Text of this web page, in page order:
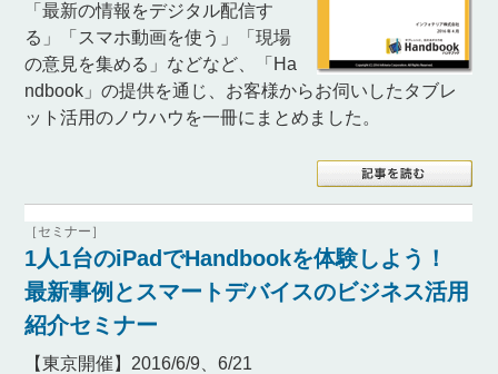
「最新の情報をデジタル配信す
る」「スマホ動画を使う」「現場
の意見を集める」などなど、「Ha
ndbook」の提供を通じ、お客様からお伺いしたタブレ
ット活用のノウハウを一冊にまとめました。
［セミナー］
1人1台のiPadでHandbookを体験しよう！
最新事例とスマートデバイスのビジネス活用
紹介セミナー
【東京開催】2016/6/9、6/21